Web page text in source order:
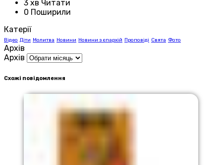
3 хв Читати
0 Поширили
Катерії
Відео Діти Молитва Новини Новини з єпархій Проповіді Свята Фото
Архів
Архів
Схожі повідомлення